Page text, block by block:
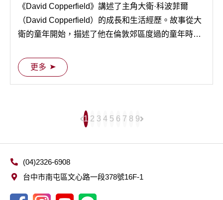
《David Copperfield》講述了主角大衛·科波菲爾
（David Copperfield）的成長和生活經歷。故事從大
衛的童年開始，描述了他在倫敦郊區度過的童年時
更多
1 2 3 4 5 6 7 8 9
(04)2326-6908
台中市南屯區文心路一段378號16F-1